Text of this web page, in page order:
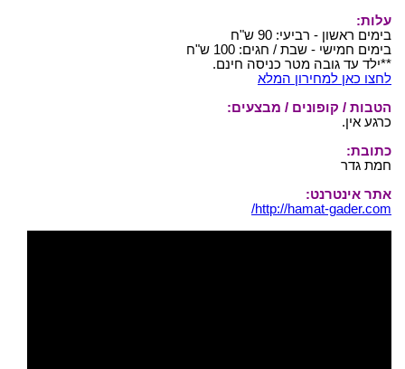
עלות:
בימים ראשון - רביעי: 90 ש"ח
בימים חמישי - שבת / חגים: 100 ש"ח
**ילד עד גובה מטר כניסה חינם.
לחצו כאן למחירון המלא
הטבות / קופונים / מבצעים:
כרגע אין.
כתובת:
חמת גדר
אתר אינטרנט:
http://hamat-gader.com/